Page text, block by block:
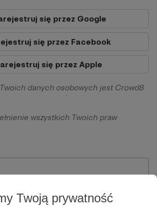
Twoją prywatność
się przez Google
się przez Facebook
się przez Apple
danych osobowych jest Crowd8
w Warszawie, ul. Żwirki i Wigury 16, 02-
dane osobowe będą przetwarzane w
wykonania umowy zawartej z Tobą, w
możliwości dokonywania oraz
na naszej platformie oraz
wszystkich Twoich praw
rozporządzenia o ochronie
zautomatyzowanemu
wobec przetwarzania Twoich danych
dla osób niepełnoletnich możliwa